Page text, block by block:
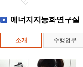
에너지지능화연구실
소개 수행업무